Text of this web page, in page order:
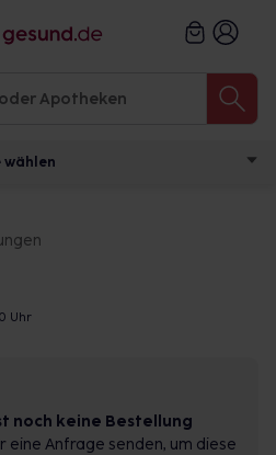
wählen
Uhr
noch keine Bestellung
eine Anfrage senden, um diese